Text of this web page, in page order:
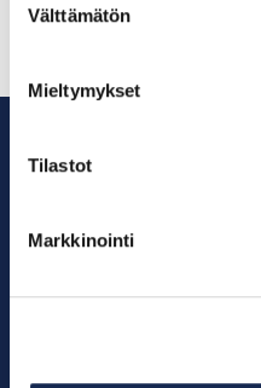
valinta
Välttämätön
Mieltymykset
Tilastot
Markkinointi